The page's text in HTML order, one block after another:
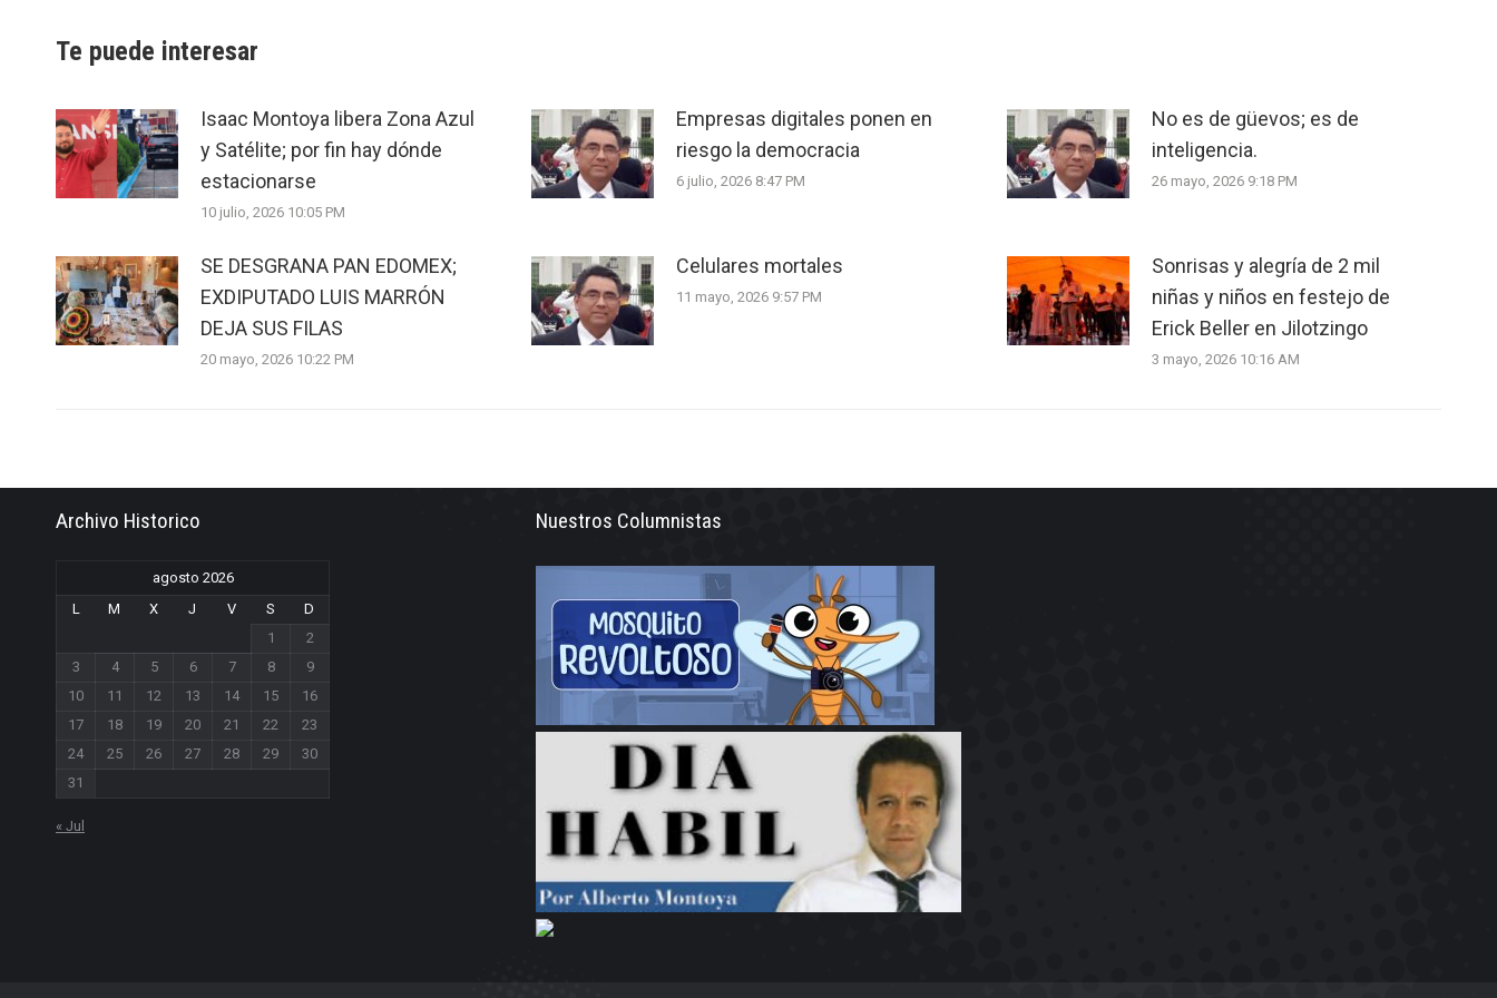
Te puede interesar
Isaac Montoya libera Zona Azul
y Satélite; por fin hay dónde
estacionarse
10 julio, 2026 10:05 PM
Empresas digitales ponen en
riesgo la democracia
6 julio, 2026 8:47 PM
No es de güevos; es de
inteligencia.
26 mayo, 2026 9:18 PM
SE DESGRANA PAN EDOMEX;
EXDIPUTADO LUIS MARRÓN
DEJA SUS FILAS
20 mayo, 2026 10:22 PM
Celulares mortales
11 mayo, 2026 9:57 PM
Sonrisas y alegría de 2 mil
niñas y niños en festejo de
Erick Beller en Jilotzingo
3 mayo, 2026 10:16 AM
Archivo Historico
agosto 2026
L
M X J V S
D
1
2
3
4 5 6 7 8
9
10
11 12 13 14 15
16
17
18 19 20 21 22
23
24
25 26 27 28 29
30
31
« Jul
Nuestros Columnistas